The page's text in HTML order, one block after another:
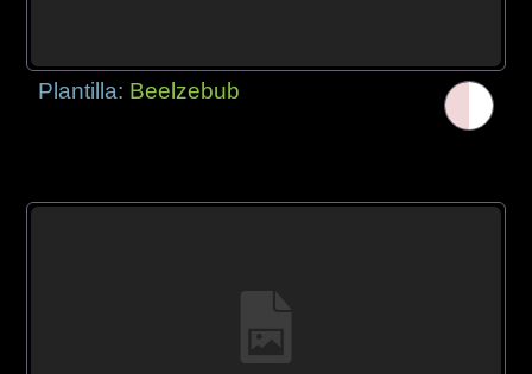
Plantilla: Beelzebub